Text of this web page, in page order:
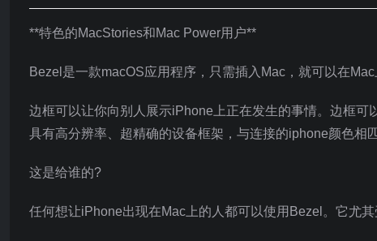
**特色的MacStories和Mac Power用户**
Bezel是一款macOS应用程序，只需插入Mac，就可以在Mac
边框可以让你向别人展示iPhone上正在发生的事情。边框可
具有高分辨率、超精确的设备框架，与连接的iphone颜色相匹
这是给谁的?
任何想让iPhone出现在Mac上的人都可以使用Bezel。它尤